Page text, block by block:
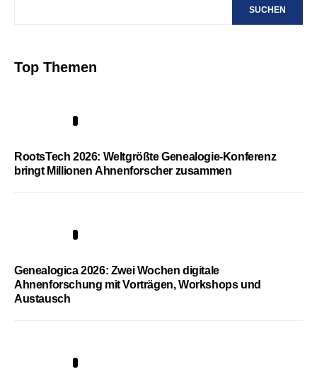
SUCHEN
Top Themen
RootsTech 2026: Weltgrößte Genealogie-Konferenz
bringt Millionen Ahnenforscher zusammen
Genealogica 2026: Zwei Wochen digitale
Ahnenforschung mit Vorträgen, Workshops und
Austausch